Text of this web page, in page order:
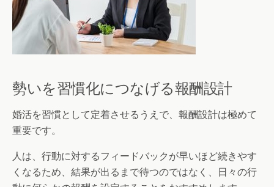
勢いを習慣化につなげる報酬設計
婚活を習慣として定着させるうえで、報酬設計は極めて
重要です。
人は、行動に対するフィードバックが早いほど続きやす
くなるため、結果が出るまで待つのではなく、日々の行